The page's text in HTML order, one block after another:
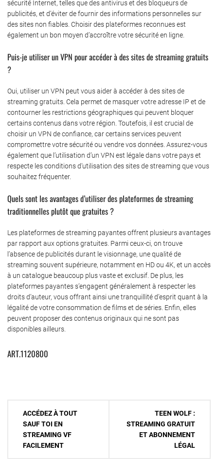
sécurité Internet, telles que des antivirus et des bloqueurs de
publicités, et d’éviter de fournir des informations personnelles sur
des sites non fiables. Choisir des plateformes reconnues est
également un bon moyen d’accroître votre sécurité en ligne.
Puis-je utiliser un VPN pour accéder à des sites de streaming gratuits
?
Oui, utiliser un VPN peut vous aider à accéder à des sites de
streaming gratuits. Cela permet de masquer votre adresse IP et de
contourner les restrictions géographiques qui peuvent bloquer
certains contenus dans votre région. Toutefois, il est crucial de
choisir un VPN de confiance, car certains services peuvent
compromettre votre sécurité ou vendre vos données. Assurez-vous
également que l’utilisation d’un VPN est légale dans votre pays et
respecte les conditions d’utilisation des sites de streaming que vous
souhaitez fréquenter.
Quels sont les avantages d’utiliser des plateformes de streaming
traditionnelles plutôt que gratuites ?
Les plateformes de streaming payantes offrent plusieurs avantages
par rapport aux options gratuites. Parmi ceux-ci, on trouve
l’absence de publicités durant le visionnage, une qualité de
streaming souvent supérieure, notamment en HD ou 4K, et un accès
à un catalogue beaucoup plus vaste et exclusif. De plus, les
plateformes payantes s’engagent généralement à respecter les
droits d’auteur, vous offrant ainsi une tranquillité d’esprit quant à la
légalité de votre consommation de films et de séries. Enfin, elles
peuvent proposer des contenus originaux qui ne sont pas
disponibles ailleurs.
ART.1120800
Navigation
l’article
ACCÉDEZ À TOUT
SAUF TOI EN
STREAMING VF
FACILEMENT
TEEN WOLF :
STREAMING GRATUIT
ET ABONNEMENT
LÉGAL